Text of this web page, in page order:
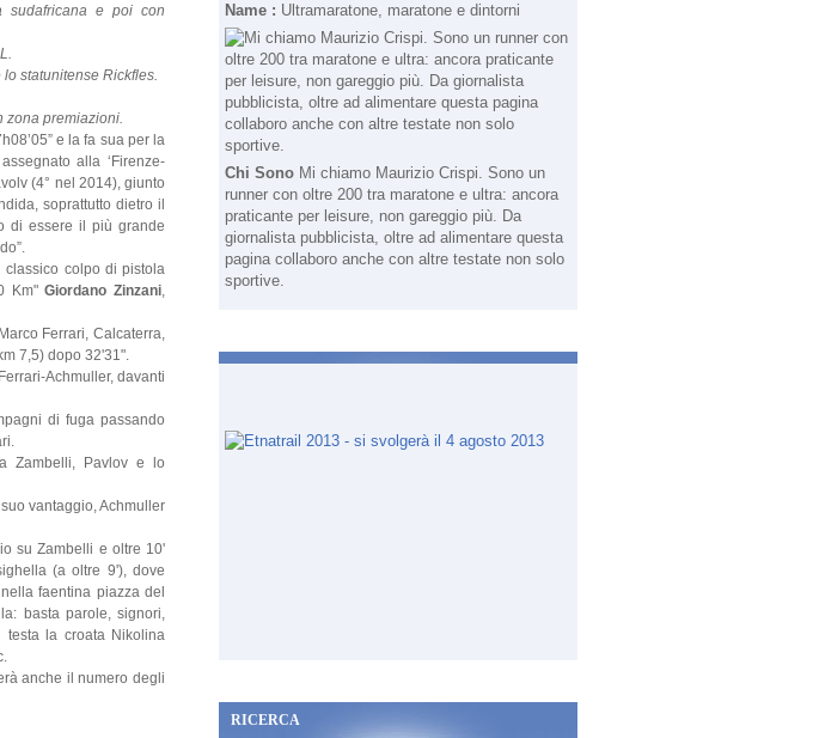
sudafricana e poi con
statunitense Rickfles.
zona premiazioni.
e la fa sua per la
alla ‘Firenze-
(4° nel 2014), giunto
soprattutto dietro il
di essere il più grande
classico colpo di pistola
Km"Giordano Zinzani,
Ferrari, Calcaterra,
7,5) dopo 32'31".
Achmuller, davanti
di fuga passando
Zambelli, Pavlov e lo
vantaggio, Achmuller
su Zambelli e oltre 10'
(a oltre 9'), dove
faentina piazza del
basta parole, signori,
testa la croata Nikolina
anche il numero degli
Name : Ultramaratone, maratone e dintorni
Chi Sono Mi chiamo Maurizio Crispi. Sono un
runner con oltre 200 tra maratone e ultra: ancora
praticante per leisure, non gareggio più. Da
giornalista pubblicista, oltre ad alimentare questa
pagina collaboro anche con altre testate non solo
sportive.
RICERCA